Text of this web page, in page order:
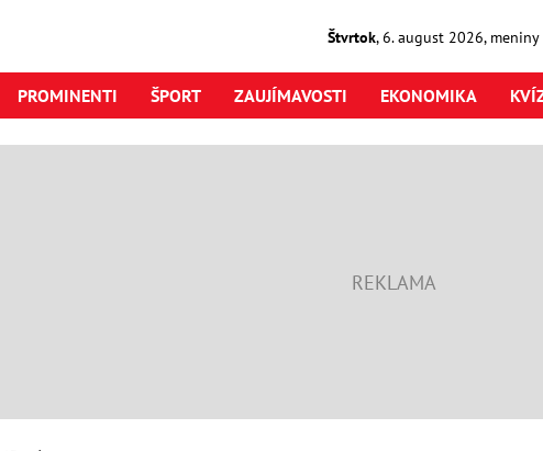
Štvrtok,6. august2026, meniny
PROMINENTI ŠPORT ZAUJÍMAVOSTI EKONOMIKA